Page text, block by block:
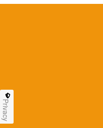
Privacy